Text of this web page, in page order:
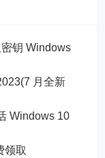
钥 Windows
月全新
Windows 10
领取